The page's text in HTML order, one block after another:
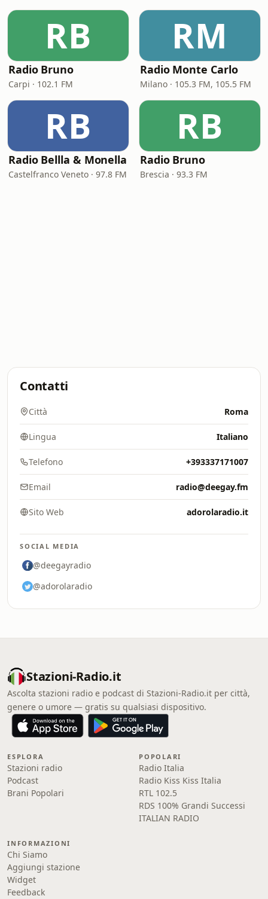
RB
Radio Bruno
Carpi · 102.1 FM
RM
Radio Monte Carlo
Milano · 105.3 FM, 105.5 FM
RB
Radio Bellla & Monella
Castelfranco Veneto · 97.8 FM
RB
Radio Bruno
Brescia · 93.3 FM
Contatti
Città Roma
Lingua Italiano
Telefono +393337171007
Email radio@deegay.fm
Sito Web adorolaradio.it
SOCIAL MEDIA
@deegayradio
@adorolaradio
Stazioni-Radio.it
Ascolta stazioni radio e podcast di Stazioni-Radio.it per città,
genere o umore — gratis su qualsiasi dispositivo.
ESPLORA
Stazioni radio
Podcast
Brani Popolari
POPOLARI
Radio Italia
Radio Kiss Kiss Italia
RTL 102.5
RDS 100% Grandi Successi
ITALIAN RADIO
INFORMAZIONI
Chi Siamo
Aggiungi stazione
Widget
Feedback